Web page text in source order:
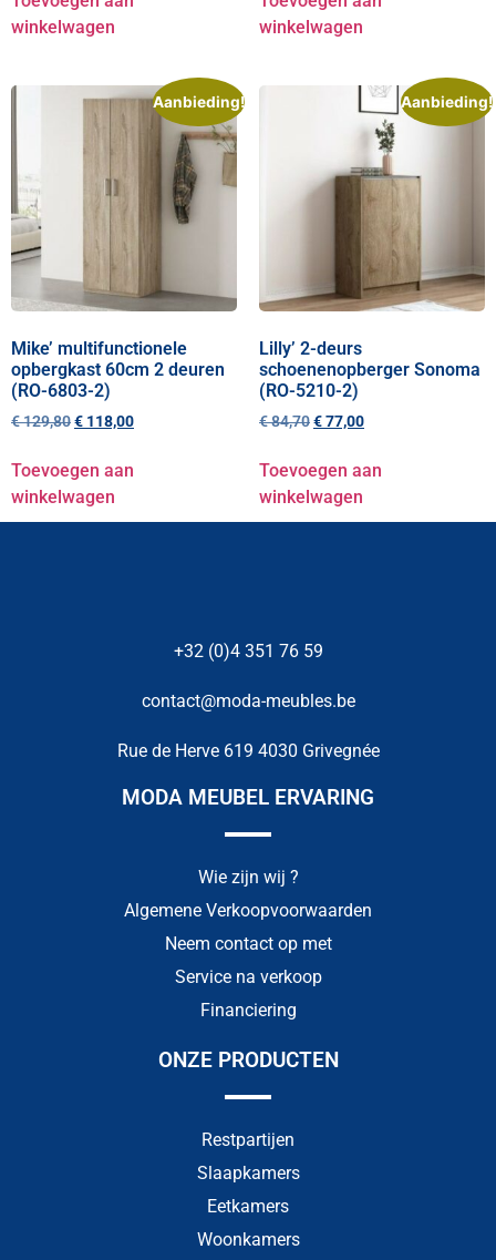
winkelwagen
winkelwagen
Aanbieding!
Mike’ multifunctionele
opbergkast 60cm 2 deuren
(RO-6803-2)
€129,80€ 118,00
Toevoegen aan
winkelwagen
Aanbieding!
Lilly’ 2-deurs
schoenenopberger Sonoma
(RO-5210-2)
€84,70€77,00
Toevoegen aan
winkelwagen
+32 (0)4 351 76 59
contact@moda-meubles.be
Rue de Herve 619 4030 Grivegnée
MODA MEUBEL ERVARING
Wie zijn wij ?
Algemene Verkoopvoorwaarden
Neem contact op met
Service na verkoop
Financiering
ONZE PRODUCTEN
Restpartijen
Slaapkamers
Eetkamers
Woonkamers